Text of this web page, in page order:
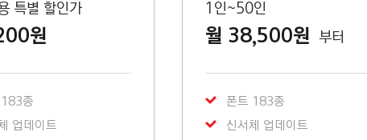
특별 할인가
원
종
업데이트
1인~50인
월 38,500원 부터
폰트 183종
신서체 업데이트